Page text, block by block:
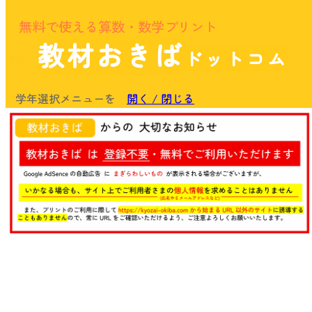
無料で使える算数・数学プリント
教材おきば ドットコム
学年選択メニューを 開く / 閉じる